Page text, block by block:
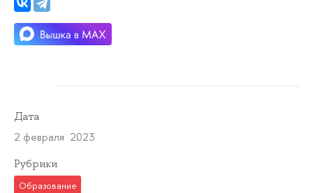
Дата
2 февраля 2023
Рубрики
Образование